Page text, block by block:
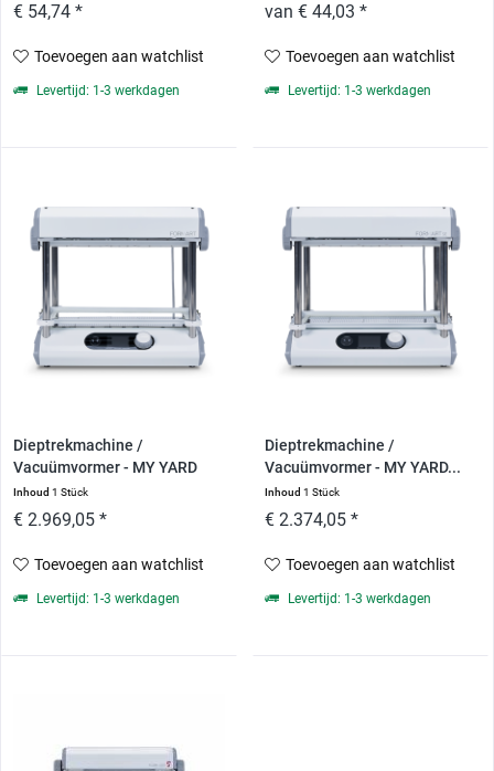
€ 54,74 *
Toevoegen aan watchlist
Levertijd: 1-3 werkdagen
van € 44,03 *
Toevoegen aan watchlist
Levertijd: 1-3 werkdagen
Dieptrekmachine /
Vacuümvormer - MY YARD
FORMART 2
Inhoud1 Stück
€ 2.969,05 *
Toevoegen aan watchlist
Levertijd: 1-3 werkdagen
Dieptrekmachine /
Vacuümvormer - MY YARD...
Inhoud 1 Stück
€ 2.374,05 *
Toevoegen aan watchlist
Levertijd: 1-3 werkdagen